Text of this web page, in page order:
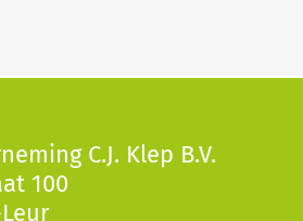
C.J. Klep B.V.
100